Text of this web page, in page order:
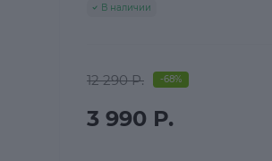
В наличии
12 290 Р. -68%
3 990 Р.